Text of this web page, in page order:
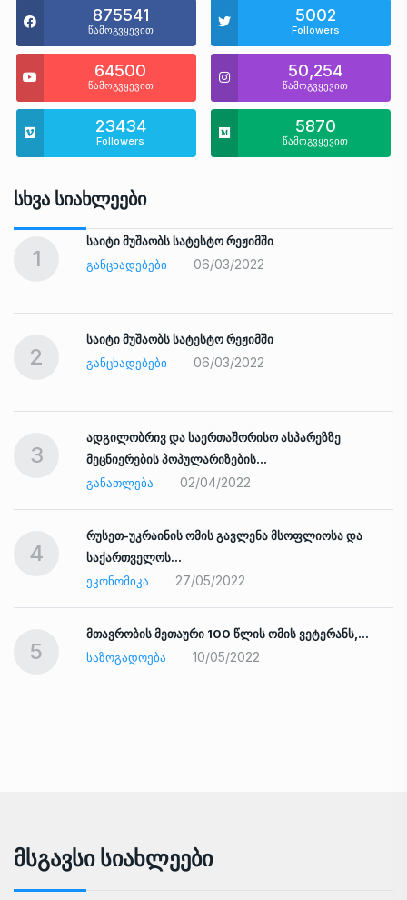
875541
წამოგვყევით
5002
Followers
64500
წამოგვყევით
50,254
წამოგვყევით
23434
Followers
5870
წამოგვყევით
Სხვა Სიახლეები
1
საიტი მუშაობს სატესტო რეჟიმში
ᲒᲐᲜᲪᲮᲐᲓᲔᲑᲔᲑᲘ
06/03/2022
2
საიტი მუშაობს სატესტო რეჟიმში
ᲒᲐᲜᲪᲮᲐᲓᲔᲑᲔᲑᲘ
06/03/2022
3
ადგილობრივ და საერთაშორისო ასპარეზზე
მეცნიერების პოპულარიზების…
ᲒᲐᲜᲐᲗᲚᲔᲑᲐ
02/04/2022
4
რუსეთ-უკრაინის ომის გავლენა მსოფლიოსა და
საქართველოს…
ᲔᲙᲝᲜᲝᲛᲘᲙᲐ
27/05/2022
5
მთავრობის მეთაური 100 წლის ომის ვეტერანს,…
ᲡᲐᲖᲝᲒᲐᲓᲝᲔᲑᲐ
10/05/2022
Მსგავსი Სიახლეები